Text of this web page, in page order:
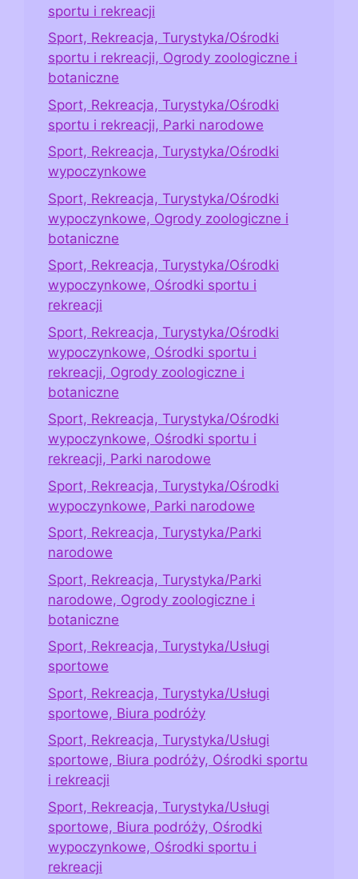
sportu i rekreacji
Sport, Rekreacja, Turystyka/Ośrodki
sportu i rekreacji, Ogrody zoologiczne i
botaniczne
Sport, Rekreacja, Turystyka/Ośrodki
sportu i rekreacji, Parki narodowe
Sport, Rekreacja, Turystyka/Ośrodki
wypoczynkowe
Sport, Rekreacja, Turystyka/Ośrodki
wypoczynkowe, Ogrody zoologiczne i
botaniczne
Sport, Rekreacja, Turystyka/Ośrodki
wypoczynkowe, Ośrodki sportu i
rekreacji
Sport, Rekreacja, Turystyka/Ośrodki
wypoczynkowe, Ośrodki sportu i
rekreacji, Ogrody zoologiczne i
botaniczne
Sport, Rekreacja, Turystyka/Ośrodki
wypoczynkowe, Ośrodki sportu i
rekreacji, Parki narodowe
Sport, Rekreacja, Turystyka/Ośrodki
wypoczynkowe, Parki narodowe
Sport, Rekreacja, Turystyka/Parki
narodowe
Sport, Rekreacja, Turystyka/Parki
narodowe, Ogrody zoologiczne i
botaniczne
Sport, Rekreacja, Turystyka/Usługi
sportowe
Sport, Rekreacja, Turystyka/Usługi
sportowe, Biura podróży
Sport, Rekreacja, Turystyka/Usługi
sportowe, Biura podróży, Ośrodki sportu
i rekreacji
Sport, Rekreacja, Turystyka/Usługi
sportowe, Biura podróży, Ośrodki
wypoczynkowe, Ośrodki sportu i
rekreacji